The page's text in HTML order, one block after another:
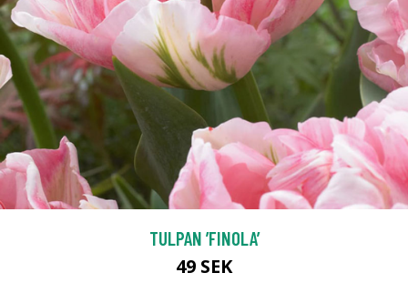
TULPAN ’FINOLA’
49 SEK